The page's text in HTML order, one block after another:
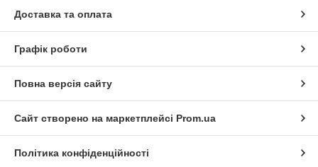
Доставка та оплата
Графік роботи
Повна версія сайту
Сайт створено на маркетплейсі Prom.ua
Політика конфіденційності